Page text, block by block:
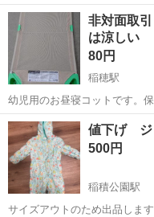
活躍中！座り作業！空調完備
＆無料駐車場あり★作業着無償貸与
お仕事 ◇半導体部品製造作...
北海道 恵庭市 サッポ
非対面取
は涼しい
80円
稲穂駅
幼児用のお昼寝コットです。
編み目になっているので、涼
ったため、売りに出しました
い。 受け渡し日時ですが、仕
北海道 札幌市 稲穂駅
値下げ ジ
500円
稲積公園駅
サイズアウトのため出品します。 ワ